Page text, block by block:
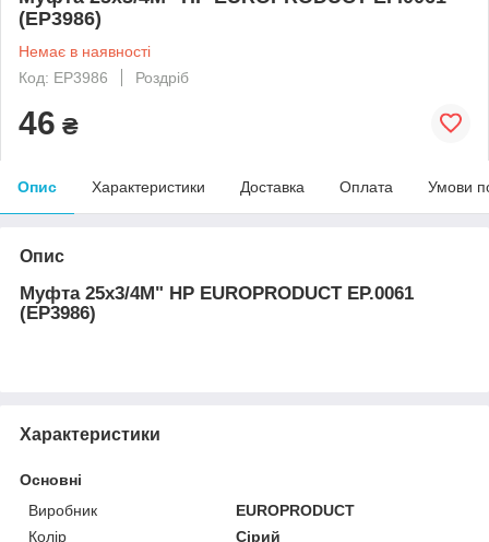
(EP3986)
Немає в наявності
Код: EP3986
Роздріб
46 ₴
Опис Характеристики Доставка Оплата Умови
Опис
Муфта 25x3/4M" НР EUROPRODUCT EP.0061
(EP3986)
Характеристики
Основні
Виробник
EUROPRODUCT
Колір
Сірий